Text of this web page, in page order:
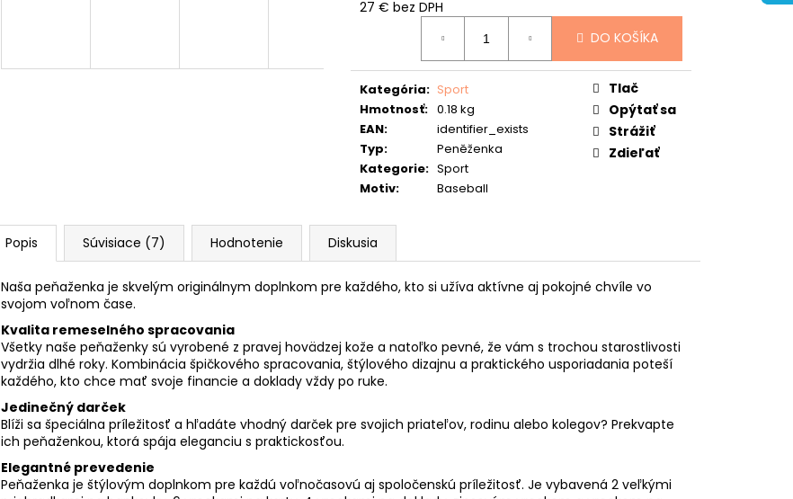
27 € bez DPH
Jednotková
DO KOŠÍKA
Kategória: Sport
Hmotnosť: 0.18 kg
EAN:
identifier_exists
Typ:
Peněženka
Kategorie: Sport
Motiv: Baseball
Tlač
Opýtať sa
Strážiť
Zdieľať
Popis Súvisiace (7) Hodnotenie Diskusia
Naša peňaženka je skvelým originálnym doplnkom pre každého, kto si užíva aktívne aj pokojné chvíle vo
svojom voľnom čase.
Kvalita remeselného spracovania
Všetky naše peňaženky sú vyrobené z pravej hovädzej kože a natoľko pevné, že vám s trochou starostlivosti
vydržia dlhé roky. Kombinácia špičkového spracovania, štýlového dizajnu a praktického usporiadania poteší
každého, kto chce mať svoje financie a doklady vždy po ruke.
Jedinečný darček
Blíži sa špeciálna príležitosť a hľadáte vhodný darček pre svojich priateľov, rodinu alebo kolegov? Prekvapte
ich peňaženkou, ktorá spája eleganciu s praktickosťou.
Elegantné prevedenie
Peňaženka je štýlovým doplnkom pre každú voľnočasovú aj spoločenskú príležitosť. Je vybavená 2 veľkými